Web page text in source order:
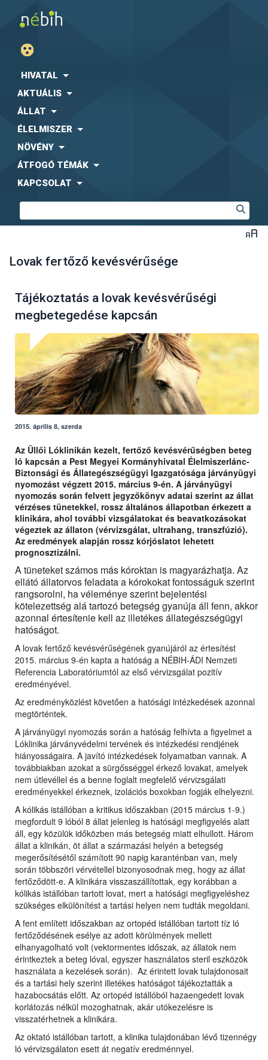
HIVATAL
AKTUÁLIS
ÁLLAT
ÉLELMISZER
NÖVÉNY
ÁTFOGÓ TÉMÁK
KAPCSOLAT
Lovak fertőző kevésvérűsége
Tájékoztatás a lovak kevésvérűségi
megbetegedése kapcsán
2015. április 8, szerda
Az Üllői Lóklinikán kezelt, fertőző kevésvérűségben beteg
ló kapcsán a Pest Megyei Kormányhivatal Élelmiszerlánc-
Biztonsági és Állategészségügyi Igazgatósága járványügyi
nyomozást végzett 2015. március 9-én. A járványügyi
nyomozás során felvett jegyzőkönyv adatai szerint az állat
vérzéses tünetekkel, rossz általános állapotban érkezett a
klinikára, ahol további vizsgálatokat és beavatkozásokat
végeztek az állaton (vérvizsgálat, ultrahang, transzfúzió).
Az eredmények alapján rossz kórjóslatot lehetett
prognosztizálni.
A tüneteket számos más kóroktan is magyarázhatja. Az
ellátó állatorvos feladata a kórokokat fontosságuk szerint
rangsorolni, ha véleménye szerint bejelentési
kötelezettség alá tartozó betegség gyanúja áll fenn, akkor
azonnal értesítenie kell az illetékes állategészségügyi
hatóságot.
A lovak fertőző kevésvérűségének gyanújáról az értesítést
2015. március 9-én kapta a hatóság a NÉBIH-ÁDI Nemzeti
Referencia Laboratóriumtól az első vérvizsgálat pozitív
eredményével.
Az eredményközlést követően a hatósági intézkedések azonnal
megtörténtek.
A járványügyi nyomozás során a hatóság felhívta a figyelmet a
Lóklinika járványvédelmi tervének és intézkedési rendjének
hiányosságaira. A javító intézkedések folyamatban vannak. A
továbbiakban azokat a sürgősséggel érkező lovakat, amelyek
nem útlevéllel és a benne foglalt megfelelő vérvizsgálati
eredményekkel érkeznek, izolációs boxokban fogják elhelyezni.
A kólikás istállóban a kritikus időszakban (2015 március 1-9.)
megfordult 9 lóból 8 állat jelenleg is hatósági megfigyelés alatt
áll, egy közülük időközben más betegség miatt elhullott. Három
állat a klinikán, öt állat a származási helyén a betegség
megerősítésétől számított 90 napig karanténban van, mely
során többszöri vérvétellel bizonyosodnak meg, hogy az állat
fertőződött-e. A klinikára visszaszállítottak, egy korábban a
kólikás istállóban tartott lovat, mert a hatósági megfigyeléshez
szükséges elkülönítést a tartási helyen nem tudták megoldani.
A fent említett időszakban az ortopéd istállóban tartott tíz ló
fertőződésének esélye az adott körülmények mellett
elhanyagolható volt (vektormentes időszak, az állatok nem
érintkeztek a beteg lóval, egyszer használatos steril eszközök
használata a kezelések során). Az érintett lovak tulajdonosait
és a tartási hely szerint illetékes hatóságot tájékoztatták a
hazabocsátás előtt. Az ortopéd istállóból hazaengedett lovak
korlátozás nélkül mozoghatnak, akár utókezelésre is
visszatérhetnek a klinikára.
Az oktató istállóban tartott, a klinika tulajdonában lévő tizennégy
ló vérvizsgálaton esett át negatív eredménnyel.